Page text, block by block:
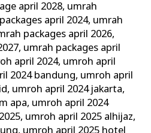
april 2028, umrah
april 2024, umrah
packages april 2026,
, umrah packages april
april 2024, umroh april
2024 bandung, umroh april
, umroh april 2024 jakarta,
apa, umroh april 2024
, umroh april 2025 alhijaz,